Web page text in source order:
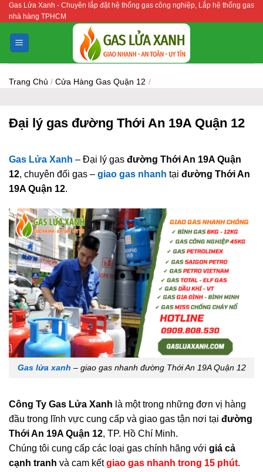
Bỏ
qua
nội
dung
Gas Lửa Xanh - Chuyên lắp đặt hệ thống gas công nghiệp, Lắp hệ thống gas
nhà hàng TPHCM
Trang Chủ / Cửa Hàng Gas Quận 12 /
Đại lý gas đường Thới An 19A Quận 12
Gas Lửa Xanh – Đại lý gas đường Thới An 19A Quận
12, chuyên đổi gas – giao gas nhanh tại đường Thới An
19A Quận 12.
Gas lửa xanh – giao gas nhanh đường Thới An 19A Quận 12
Công Ty Gas Lửa Xanh là một trong những đơn vị hàng
đầu trong lĩnh vực cung cấp và giao gas tận nơi tại đường
Thới An 19A Quận 12, TP. Hồ Chí Minh.
Chúng tôi cung cấp các loại gas chính hãng với giá cả
cạnh tranh và cam kếtgiao gas nhanh trong 15 phút.